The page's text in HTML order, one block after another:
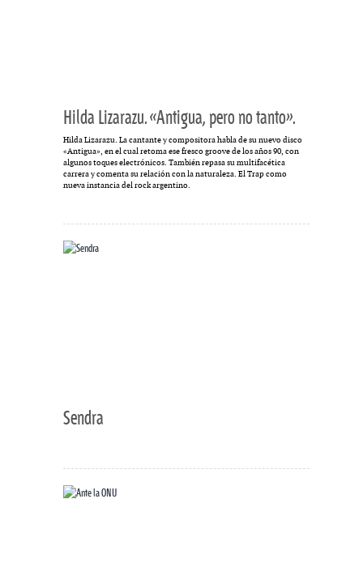
Hilda Lizarazu. «Antigua, pero no tanto».
Hilda Lizarazu. La cantante y compositora habla de su nuevo disco
«Antigua», en el cual retoma ese fresco groove de los años 90, con
algunos toques electrónicos. También repasa su multifacética
carrera y comenta su relación con la naturaleza. El Trap como
nueva instancia del rock argentino.
Sendra